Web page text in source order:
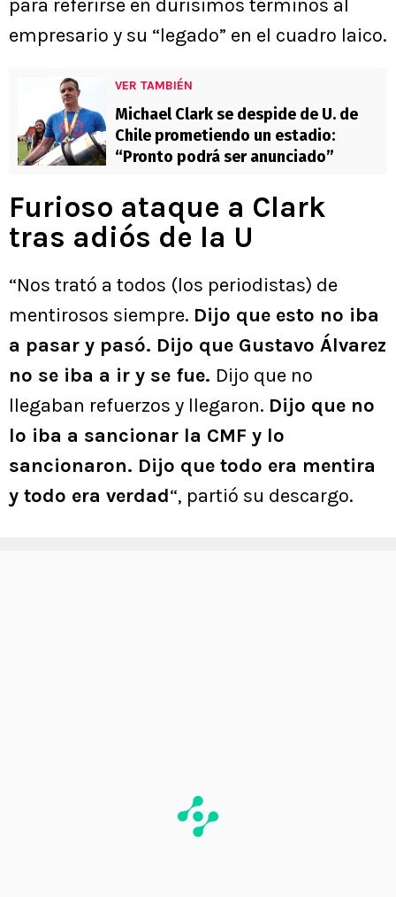
para referirse en durísimos términos al
empresario y su “legado” en el cuadro laico.
VER TAMBIÉN
Michael Clark se despide de U. de
Chile prometiendo un estadio:
“Pronto podrá ser anunciado”
Furioso ataque a Clark
tras adiós de la U
“Nos trató a todos (los periodistas) de
mentirosos siempre. Dijo que esto no iba
a pasar y pasó. Dijo que Gustavo Álvarez
no se iba a ir y se fue. Dijo que no
llegaban refuerzos y llegaron. Dijo que no
lo iba a sancionar la CMF y lo
sancionaron. Dijo que todo era mentira
y todo era verdad“, partió su descargo.